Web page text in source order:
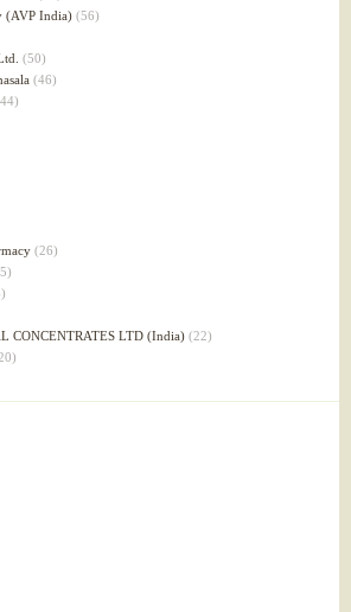
(36)
мозга
(AVP India) (56)
(50)
(46)
(26)
CONCENTRATES LTD (India) (22)